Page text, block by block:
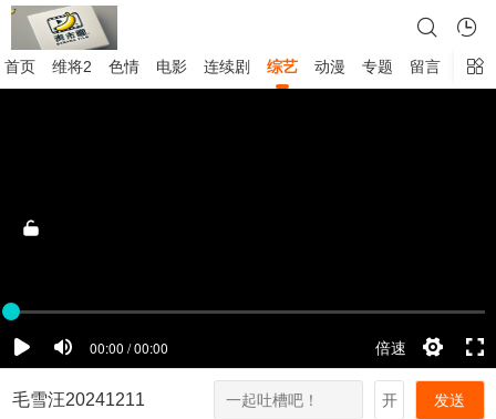
首页 维将2 色情 电影 连续剧 综艺 动漫 专题 留言
毛雪汪20241211 开 发送